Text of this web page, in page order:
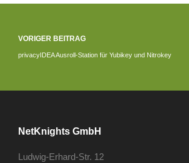
VORIGER BEITRAG
privacyIDEA Ausroll-Station für Yubikey und Nitrokey
NetKnights GmbH
Ludwig-Erhard-Str. 12